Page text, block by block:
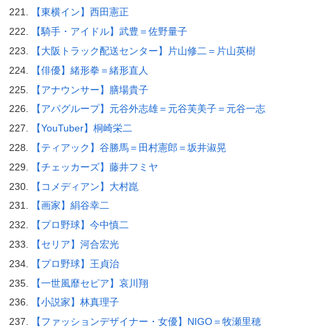
【東横イン】西田憲正
【騎手・アイドル】武豊＝佐野量子
【大阪トラック配送センター】片山修二＝片山英樹
【俳優】緒形拳＝緒形直人
【アナウンサー】膳場貴子
【アパグループ】元谷外志雄＝元谷芙美子＝元谷一志
【YouTuber】桐崎栄二
【ティアック】谷勝馬＝田村憲郎＝坂井淑晃
【チェッカーズ】藤井フミヤ
【コメディアン】大村崑
【画家】絹谷幸二
【プロ野球】今中慎二
【セリア】河合宏光
【プロ野球】王貞治
【一世風靡セピア】哀川翔
【小説家】林真理子
【ファッションデザイナー・女優】NIGO＝牧瀬里穂